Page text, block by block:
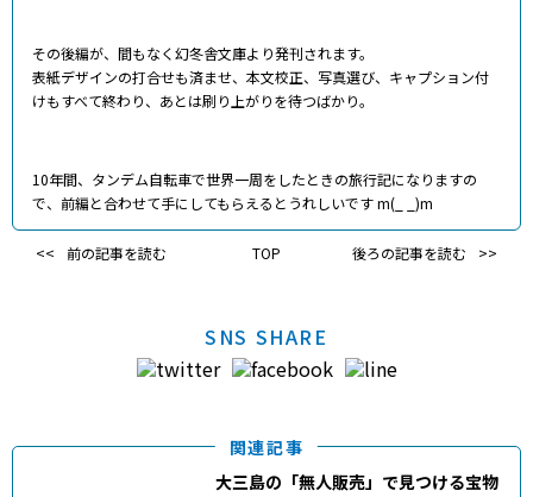
その後編が、間もなく幻冬舎文庫より発刊されます。
表紙デザインの打合せも済ませ、本文校正、写真選び、キャプション付
けもすべて終わり、あとは刷り上がりを待つばかり。
10年間、タンデム自転車で世界一周をしたときの旅行記になりますの
で、前編と合わせて手にしてもらえるとうれしいです m(_ _)m
TOP
前の記事を読む 後ろの記事を読む
SNS SHARE
関連記事
大三島の「無人販売」で見つける宝物